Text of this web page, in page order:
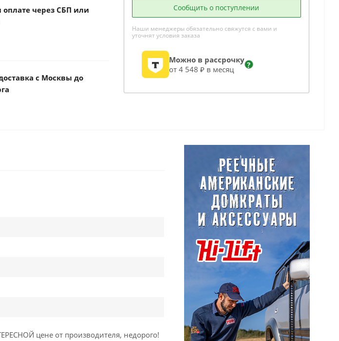
оплате через СБП или
c Москвы до
Сообщить о поступлении
Наши менеджеры обязательно свяжутся с вами и
уточнят условия заказа
Можно в рассрочку
от 4 548 ₽ в месяц
?
цене от производителя, недорого!